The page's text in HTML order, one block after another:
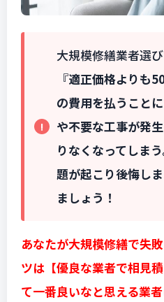
大規模修繕業者選
『適正価格よりも
の費用を払うことに
や不要な工事が発
りなくなってしまう
題が起こり後悔し
ましょう！
あなたが大規模修繕で失
ツは【優良な業者で相見
て一番良いなと思える業